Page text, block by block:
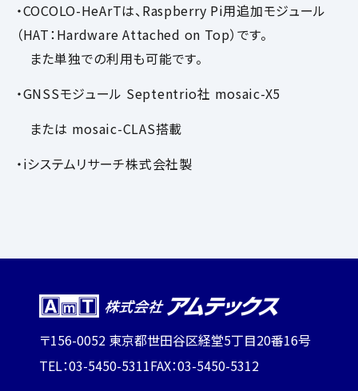
・COCOLO-HeArTは、Raspberry Pi用追加モジュール
（HAT：Hardware Attached on Top）です。
また単独での利用も可能です。
・GNSSモジュール Septentrio社 mosaic-X5
または mosaic-CLAS搭載
・iシステムリサーチ株式会社製
〒156-0052 東京都世田谷区経堂5丁目20番16号
TEL：03-5450-5311FAX：03-5450-5312